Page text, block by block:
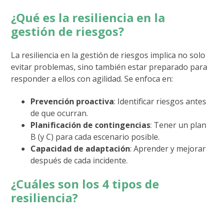
¿Qué es la resiliencia en la
gestión de riesgos?
La resiliencia en la gestión de riesgos implica no solo
evitar problemas, sino también estar preparado para
responder a ellos con agilidad. Se enfoca en:
Prevención proactiva: Identificar riesgos antes
de que ocurran.
Planificación de contingencias: Tener un plan
B (y C) para cada escenario posible.
Capacidad de adaptación: Aprender y mejorar
después de cada incidente.
¿Cuáles son los 4 tipos de
resiliencia?